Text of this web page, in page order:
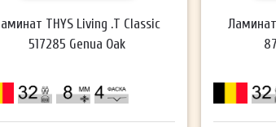
THYS Living .T Classic
517285 Genua Oak